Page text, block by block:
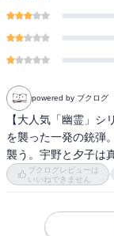
powered by ブクログ
【大人気「幽霊」
を襲った一発の銃弾
襲う。宇野と夕子は
ブクログレビューは
いいねできません